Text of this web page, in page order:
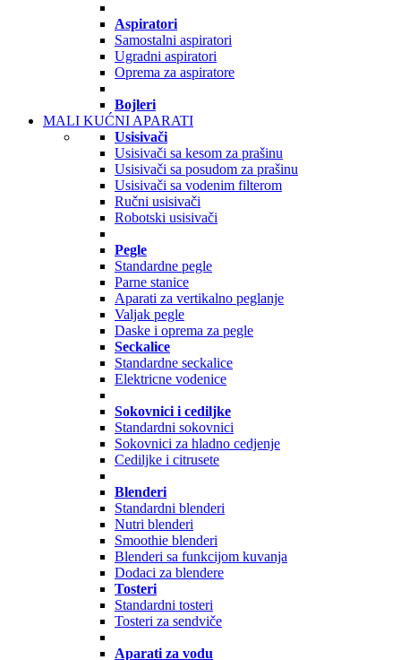
Aspiratori
Samostalni aspiratori
Ugradni aspiratori
Oprema za aspiratore
Bojleri
MALI KUĆNI APARATI
Usisivači
Usisivači sa kesom za prašinu
Usisivači sa posudom za prašinu
Usisivači sa vodenim filterom
Ručni usisivači
Robotski usisivači
Pegle
Standardne pegle
Parne stanice
Aparati za vertikalno peglanje
Valjak pegle
Daske i oprema za pegle
Seckalice
Standardne seckalice
Elektricne vodenice
Sokovnici i cediljke
Standardni sokovnici
Sokovnici za hladno cedjenje
Cediljke i citrusete
Blenderi
Standardni blenderi
Nutri blenderi
Smoothie blenderi
Blenderi sa funkcijom kuvanja
Dodaci za blendere
Tosteri
Standardni tosteri
Tosteri za sendviče
Aparati za vodu